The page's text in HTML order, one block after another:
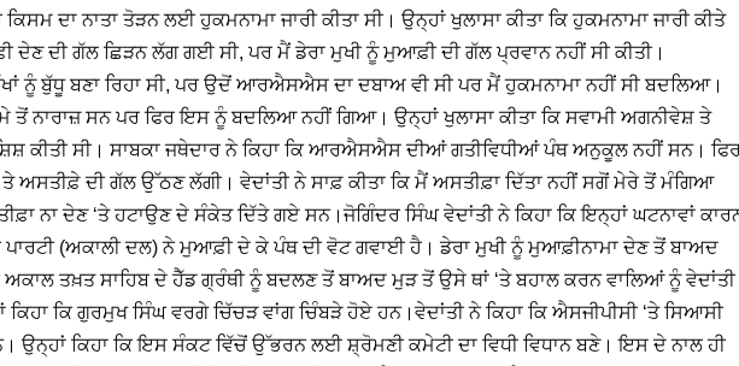
ਦਾ ਨਾਤਾ ਤੋੜਨ ਲਈ ਹੁਕਮਨਾਮਾ ਜਾਰੀ ਕੀਤਾ ਸੀ। ਉਨ੍ਹਾਂ ਖੁਲਾਸਾ ਕੀਤਾ ਕਿ ਹੁਕਮਨਾਮਾ ਜਾਰੀ ਕੀਤੇ
ਦੇਣ ਦੀ ਗੱਲ ਛਿੜਨ ਲੱਗ ਗਈ ਸੀ, ਪਰ ਮੈਂ ਡੇਰਾ ਮੁਖੀ ਨੂੰ ਮੁਆਫ਼ੀ ਦੀ ਗੱਲ ਪ੍ਰਵਾਨ ਨਹੀਂ ਸੀ ਕੀਤੀ।
ਨੂੰ ਬੁੱਧੂ ਬਣਾ ਰਿਹਾ ਸੀ, ਪਰ ਉਦੋਂ ਆਰਐਸਐਸ ਦਾ ਦਬਾਅ ਵੀ ਸੀ ਪਰ ਮੈਂ ਹੁਕਮਨਾਮਾ ਨਹੀਂ ਸੀ ਬਦਲਿਆ।
ਨਾਰਾਜ਼ ਸਨ ਪਰ ਫਿਰ ਇਸ ਨੂੰ ਬਦਲਿਆ ਨਹੀਂ ਗਿਆ। ਉਨ੍ਹਾਂ ਖੁਲਾਸਾ ਕੀਤਾ ਕਿ ਸਵਾਮੀ ਅਗਨੀਵੇਸ਼ ਤੇ
ਕੀਤੀ ਸੀ। ਸਾਬਕਾ ਜਥੇਦਾਰ ਨੇ ਕਿਹਾ ਕਿ ਆਰਐਸਐਸ ਦੀਆਂ ਗਤੀਵਿਧੀਆਂ ਪੰਥ ਅਨੁਕੂਲ ਨਹੀਂ ਸਨ।
ਅਸਤੀਫ਼ੇ ਦੀ ਗੱਲ ਉੱਠਣ ਲੱਗੀ। ਵੇਦਾਂਤੀ ਨੇ ਸਾਫ਼ ਕੀਤਾ ਕਿ ਮੈਂ ਅਸਤੀਫ਼ਾ ਦਿੱਤਾ ਨਹੀਂ ਸਗੋਂ ਮੇਰੇ ਤੋਂ ਮੰਗਿਆ
ਨਾ ਦੇਣ ‘ਤੇ ਹਟਾਉਣ ਦੇ ਸੰਕੇਤ ਦਿੱਤੇ ਗਏ ਸਨ।ਜੋਗਿੰਦਰ ਸਿੰਘ ਵੇਦਾਂਤੀ ਨੇ ਕਿਹਾ ਕਿ ਇਨ੍ਹਾਂ ਘਟਨਾਵਾਂ
(ਅਕਾਲੀ ਦਲ) ਨੇ ਮੁਆਫ਼ੀ ਦੇ ਕੇ ਪੰਥ ਦੀ ਵੋਟ ਗਵਾਈ ਹੈ। ਡੇਰਾ ਮੁਖੀ ਨੂੰ ਮੁਆਫ਼ੀਨਾਮਾ ਦੇਣ ਤੋਂ ਬਾਅਦ
ਤਖ਼ਤ ਸਾਹਿਬ ਦੇ ਹੈੱਡ ਗ੍ਰੰਥੀ ਨੂੰ ਬਦਲਣ ਤੋਂ ਬਾਅਦ ਮੁੜ ਤੋਂ ਉਸੇ ਥਾਂ ‘ਤੇ ਬਹਾਲ ਕਰਨ ਵਾਲਿਆਂ ਨੂੰ ਵੇਦਾਂਤੀ
ਕਿਹਾ ਕਿ ਗੁਰਮੁਖ ਸਿੰਘ ਵਰਗੇ ਚਿੱਚੜ ਵਾਂਗ ਚਿੰਬੜੇ ਹੋਏ ਹਨ।ਵੇਦਾਂਤੀ ਨੇ ਕਿਹਾ ਕਿ ਐਸਜੀਪੀਸੀ ‘ਤੇ ਸਿਆਸੀ
ਉਨ੍ਹਾਂ ਕਿਹਾ ਕਿ ਇਸ ਸੰਕਟ ਵਿੱਚੋਂ ਉੱਭਰਨ ਲਈ ਸ਼੍ਰੋਮਣੀ ਕਮੇਟੀ ਦਾ ਵਿਧੀ ਵਿਧਾਨ ਬਣੇ। ਇਸ ਦੇ ਨਾਲ ਹੀ